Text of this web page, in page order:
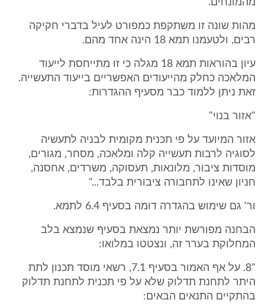
מהמונחים.
מהות שונה זו משתקפת כמפורט לעיל בדברי חקיקה
רבים, ולטעמנו תמא 18 הינה אחד מהם.
עיון בהוראות תמא 18 מגלה כי זו מתייחסת לייעוד
המלאכה כחלק מהייעודים האפשריים בייעוד התעשייה.
זאת ניתן ללמוד כבר מסעיף ההגדרות:
"אזור בנוי"
אזור המיועד על פי תכנית מקומית לבניה לתעשיה
לסוגיה לרבות תעשייה קלה ומלאכה, מסחר, מגורים,
מוסדות ציבור, מלונאות, תעסוקה, משרדים, אחסנה,
חניון שאינו לתחבורה ציבורית בלבד..."
ור' גם שימוש בהגדרה דומה בסעיף 6.4 לתמא.
הבחנה מפורשת יותר נמצאת בסעיף שנמצא בלב
המחלוקת בערר זה, ונצטטו במלואו:
"8. על אף האמור בסעיף 7.1, רשאי מוסד תכנון לתת
היתר לתחנת תדלוק שלא על פי תכנית לתחנת תדלוק
בהתקיים התנאים הבאים: